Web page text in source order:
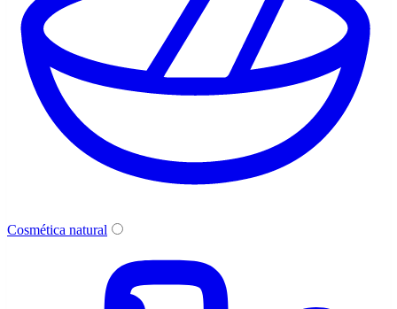
Cosmética natural